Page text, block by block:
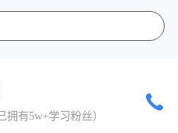
拥有5w+学习粉丝）